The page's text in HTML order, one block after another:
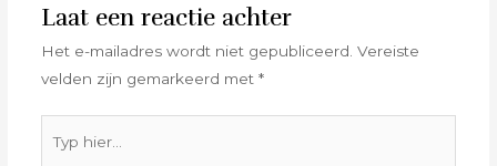
Laat een reactie achter
Het e-mailadres wordt niet gepubliceerd. Vereiste
velden zijn gemarkeerd met *
hier...